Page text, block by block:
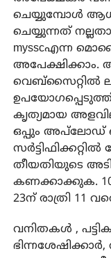
ചെയ്യുമ്പോൾ
ചെയ്യുന്നത്
mysscഎന്ന
അപേക്ഷിക്കാം.
വെബ്‌സൈറ്റിൽ
കൃത്യമായ
ഒപ്പും
തീയതിയുടെ
കണക്കാക്കുക.
23ന് രാത്രി 11
വനിതകൾ ,